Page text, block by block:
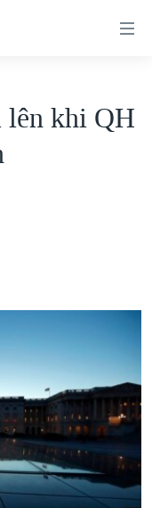
QUÁ KHỨ VÀ HIỆN
lên khi QH